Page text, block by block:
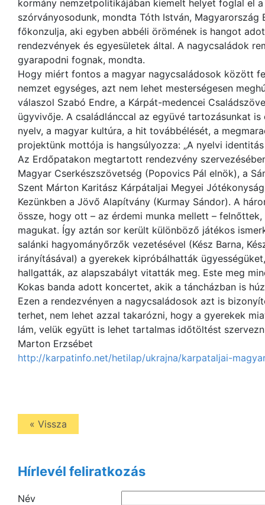
kormány nemzetpolitikájában kiemelt helyet foglal el
szórványosodunk, mondta Tóth István, Magyarország
főkonzulja, aki egyben abbéli örömének is hangot
rendezvények és egyesületek által. A nagycsaládok
gyarapodni fognak, mondta.
Hogy miért fontos a magyar nagycsaládosok között
nemzet egységes, azt nem lehet mesterségesen
válaszol Szabó Endre, a Kárpát-medencei
ügyvivője. A családlánccal az együvé tartozásunkat
nyelv, a magyar kultúra, a hit továbbélését, a
projektünk mottója is hangsúlyozza: „A nyelvi
Az Erdőpatakon megtartott rendezvény
Magyar Cserkészszövetség (Popovics Pál elnök), a
Szent Márton Karitász Kárpátaljai Megyei
Kezünkben a Jövő Alapítvány (Kurmay Sándor). A
össze, hogy ott – az érdemi munka mellett –
magukat. Így aztán sor került különböző játékos
salánki hagyományőrzők vezetésével (Kész Barna,
irányításával) a gyerekek kipróbálhatták
hallgatták, az alapszabályt vitatták meg. Este meg
Kokas banda adott koncertet, akik a táncházban is
Ezen a rendezvényen a nagycsaládosok azt is
terhet, nem lehet azzal takarózni, hogy a gyerekek
lám, velük együtt is lehet tartalmas időtöltést
Marton Erzsébet
http://karpatinfo.net/hetilap/ukrajna/karpataljai-
« Vissza
Hírlevél feliratkozás
Név